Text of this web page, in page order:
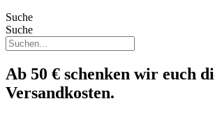
Suche
Suche
Ab 50 € schenken wir euch
Versandkosten.